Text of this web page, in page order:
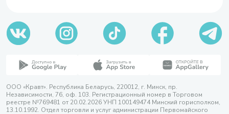
ООО «Кравт». Республика Беларусь, 220012, г. Минск, пр.
Независимости, 76, оф. 103. Регистрационный номер в Торговом
реестре №769481 от 20.02.2026 УНП 100149474 Минский горисполком,
13.10.1992. Отдел торговли и услуг администрации Первомайского